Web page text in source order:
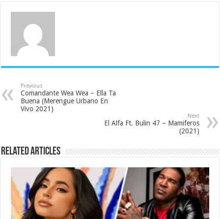
Previous
Comandante Wea Wea – Ella Ta
Buena (Merengue Urbano En
Vivo 2021)
Next
El Alfa Ft. Bulin 47 – Mamiferos
(2021)
Related Articles